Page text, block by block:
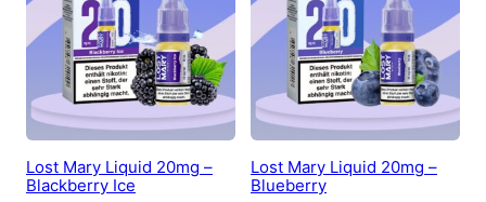
Lost Mary Liquid 20mg –
Blackberry Ice
Lost Mary Liquid 20mg –
Blueberry